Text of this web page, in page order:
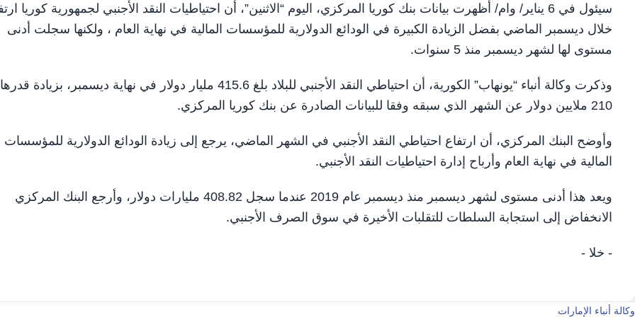
سيئول في 6 يناير/ وام/ أظهرت بيانات بنك كوريا المركزي، اليوم “الاثنين”، أن احتياطيات النقد الأجنبي لجمهورية كوريا
خلال ديسمبر الماضي بفضل الزيادة الكبيرة في الودائع الدولارية للمؤسسات المالية في نهاية العام ، ولكنها سجلت أدنى
مستوى لها لشهر ديسمبر منذ 5 سنوات.
وذكرت وكالة أنباء “يونهاب” الكورية، أن احتياطي النقد الأجنبي للبلاد بلغ 415.6 مليار دولار في نهاية ديسمبر، بزيادة قدرها
210 ملايين دولار عن الشهر الذي سبقه وفقا للبيانات الصادرة عن بنك كوريا المركزي.
وأوضح البنك المركزي، أن ارتفاع احتياطي النقد الأجنبي في الشهر الماضي، يرجع إلى زيادة الودائع الدولارية للمؤسسات
المالية في نهاية العام وأرباح إدارة احتياطيات النقد الأجنبي.
ويعد هذا أدنى مستوى لشهر ديسمبر منذ ديسمبر عام 2019 عندما سجل 408.82 مليارات دولار، وأرجع البنك المركزي
الانخفاض إلى استجابة السلطات للتقلبات الأخيرة في سوق الصرف الأجنبي.
- خلا -
وكالة أنباء الإمارات